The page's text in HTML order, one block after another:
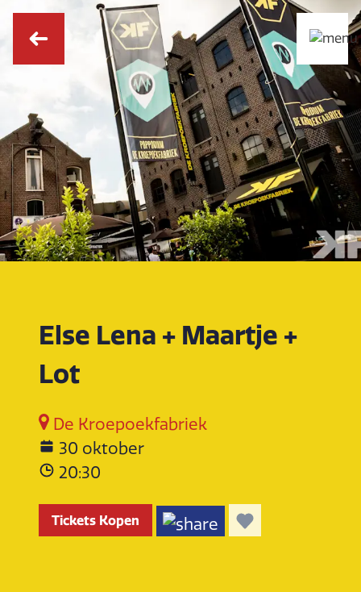
Else Lena + Maartje +
Lot
De Kroepoekfabriek
30 oktober
20:30
Tickets Kopen